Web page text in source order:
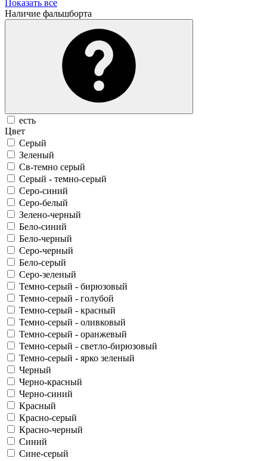
Показать все
Наличие фальшборта
есть
Цвет
Серый
Зеленый
Св-темно серый
Серый - темно-серый
Серо-синий
Серо-белый
Зелено-черный
Бело-синий
Бело-черный
Серо-черный
Бело-серый
Серо-зеленый
Темно-серый - бирюзовый
Темно-серый - голубой
Темно-серый - красный
Темно-серый - оливковый
Темно-серый - оранжевый
Темно-серый - светло-бирюзовый
Темно-серый - ярко зеленый
Черный
Черно-красный
Черно-синий
Красный
Красно-серый
Красно-черный
Синий
Сине-серый